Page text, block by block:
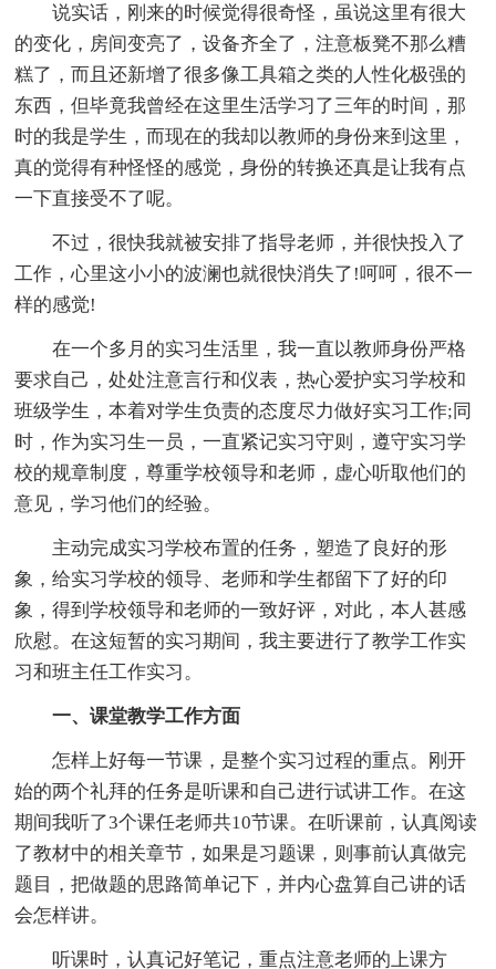
说实话，刚来的时候觉得很奇怪，虽说这里有很大
的变化，房间变亮了，设备齐全了，注意板凳不那么糟
糕了，而且还新增了很多像工具箱之类的人性化极强的
东西，但毕竟我曾经在这里生活学习了三年的时间，那
时的我是学生，而现在的我却以教师的身份来到这里，
真的觉得有种怪怪的感觉，身份的转换还真是让我有点
一下直接受不了呢。
不过，很快我就被安排了指导老师，并很快投入了
工作，心里这小小的波澜也就很快消失了!呵呵，很不一
样的感觉!
在一个多月的实习生活里，我一直以教师身份严格
要求自己，处处注意言行和仪表，热心爱护实习学校和
班级学生，本着对学生负责的态度尽力做好实习工作;同
时，作为实习生一员，一直紧记实习守则，遵守实习学
校的规章制度，尊重学校领导和老师，虚心听取他们的
意见，学习他们的经验。
主动完成实习学校布置的任务，塑造了良好的形
象，给实习学校的领导、老师和学生都留下了好的印
象，得到学校领导和老师的一致好评，对此，本人甚感
欣慰。在这短暂的实习期间，我主要进行了教学工作实
习和班主任工作实习。
一、课堂教学工作方面
怎样上好每一节课，是整个实习过程的重点。刚开
始的两个礼拜的任务是听课和自己进行试讲工作。在这
期间我听了3个课任老师共10节课。在听课前，认真阅读
了教材中的相关章节，如果是习题课，则事前认真做完
题目，把做题的思路简单记下，并内心盘算自己讲的话
会怎样讲。
听课时，认真记好笔记，重点注意老师的上课方